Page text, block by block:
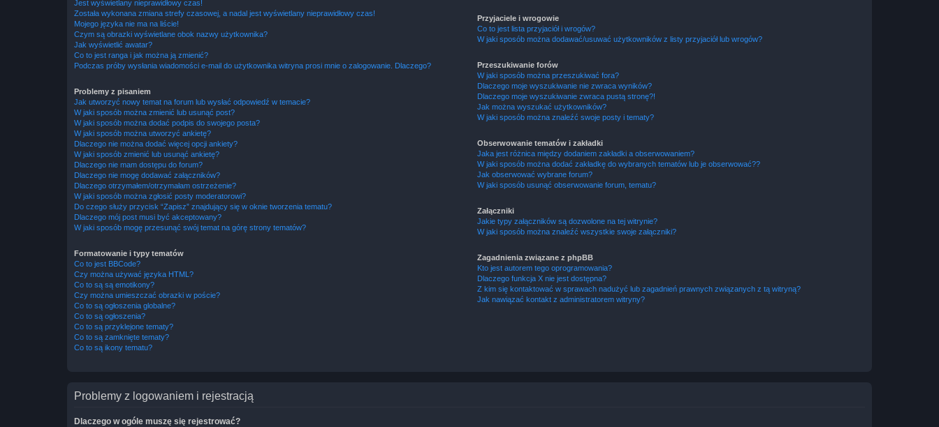
Jest wyświetlany nieprawidłowy czas!
Została wykonana zmiana strefy czasowej, a nadal jest wyświetlany nieprawidłowy czas!
Mojego języka nie ma na liście!
Czym są obrazki wyświetlane obok nazwy użytkownika?
Jak wyświetlić awatar?
Co to jest ranga i jak można ją zmienić?
Podczas próby wysłania wiadomości e-mail do użytkownika witryna prosi mnie o zalogowanie. Dlaczego?
Problemy z pisaniem
Jak utworzyć nowy temat na forum lub wysłać odpowiedź w temacie?
W jaki sposób można zmienić lub usunąć post?
W jaki sposób można dodać podpis do swojego posta?
W jaki sposób można utworzyć ankietę?
Dlaczego nie można dodać więcej opcji ankiety?
W jaki sposób zmienić lub usunąć ankietę?
Dlaczego nie mam dostępu do forum?
Dlaczego nie mogę dodawać załączników?
Dlaczego otrzymałem/otrzymałam ostrzeżenie?
W jaki sposób można zgłosić posty moderatorowi?
Do czego służy przycisk “Zapisz” znajdujący się w oknie tworzenia tematu?
Dlaczego mój post musi być akceptowany?
W jaki sposób mogę przesunąć swój temat na górę strony tematów?
Formatowanie i typy tematów
Co to jest BBCode?
Czy można używać języka HTML?
Co to są są emotikony?
Czy można umieszczać obrazki w poście?
Co to są ogłoszenia globalne?
Co to są ogłoszenia?
Co to są przyklejone tematy?
Co to są zamknięte tematy?
Co to są ikony tematu?
Przyjaciele i wrogowie
Co to jest lista przyjaciół i wrogów?
W jaki sposób można dodawać/usuwać użytkowników z listy przyjaciół lub wrogów?
Przeszukiwanie forów
W jaki sposób można przeszukiwać fora?
Dlaczego moje wyszukiwanie nie zwraca wyników?
Dlaczego moje wyszukiwanie zwraca pustą stronę?!
Jak można wyszukać użytkowników?
W jaki sposób można znaleźć swoje posty i tematy?
Obserwowanie tematów i zakładki
Jaka jest różnica między dodaniem zakładki a obserwowaniem?
W jaki sposób można dodać zakładkę do wybranych tematów lub je obserwować??
Jak obserwować wybrane forum?
W jaki sposób usunąć obserwowanie forum, tematu?
Załączniki
Jakie typy załączników są dozwolone na tej witrynie?
W jaki sposób można znaleźć wszystkie swoje załączniki?
Zagadnienia związane z phpBB
Kto jest autorem tego oprogramowania?
Dlaczego funkcja X nie jest dostępna?
Z kim się kontaktować w sprawach nadużyć lub zagadnień prawnych związanych z tą witryną?
Jak nawiązać kontakt z administratorem witryny?
Problemy z logowaniem i rejestracją
Dlaczego w ogóle muszę się rejestrować?